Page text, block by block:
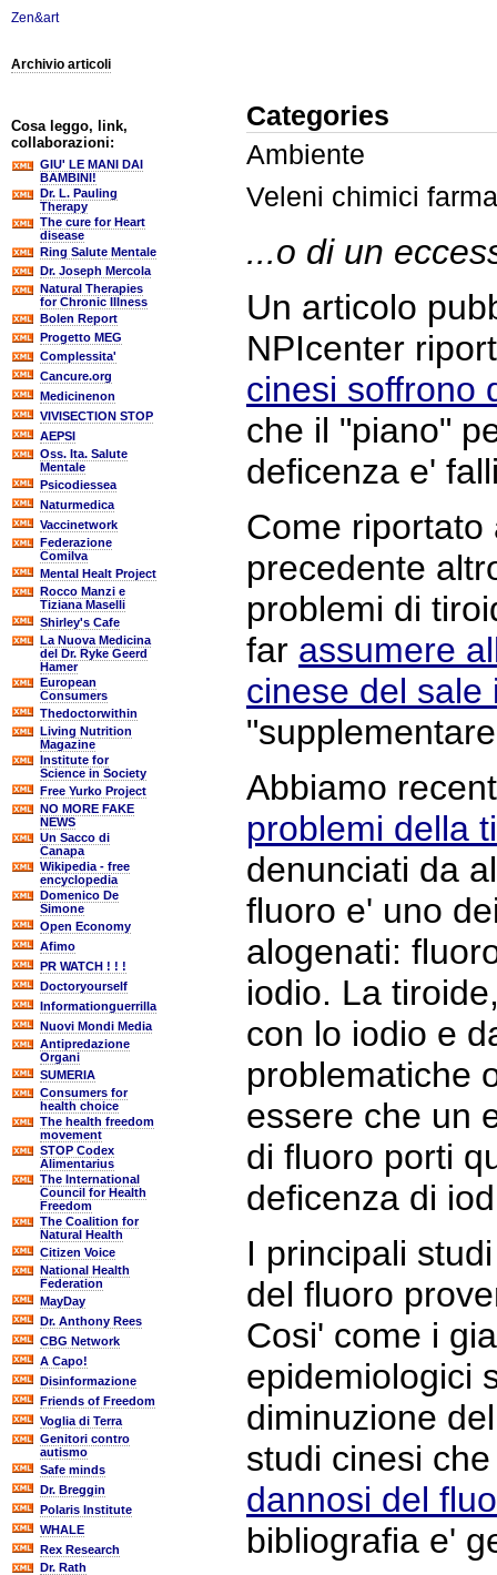
Zen&art
Archivio articoli
Cosa leggo, link,
collaborazioni:
GIU' LE MANI DAI
BAMBINI!
Dr. L. Pauling
Therapy
The cure for Heart
disease
Ring Salute Mentale
Dr. Joseph Mercola
Natural Therapies
for Chronic Illness
Bolen Report
Progetto MEG
Complessita'
Cancure.org
Medicinenon
VIVISECTION STOP
AEPSI
Oss. Ita. Salute
Mentale
Psicodiessea
Naturmedica
Vaccinetwork
Federazione
Comilva
Mental Healt Project
Rocco Manzi e
Tiziana Maselli
Shirley's Cafe
La Nuova Medicina
del Dr. Ryke Geerd
Hamer
European
Consumers
Thedoctorwithin
Living Nutrition
Magazine
Institute for
Science in Society
Free Yurko Project
NO MORE FAKE
NEWS
Un Sacco di
Canapa
Wikipedia - free
encyclopedia
Domenico De
Simone
Open Economy
Afimo
PR WATCH ! ! !
Doctoryourself
Informationguerrilla
Nuovi Mondi Media
Antipredazione
Organi
SUMERIA
Consumers for
health choice
The health freedom
movement
STOP Codex
Alimentarius
The International
Council for Health
Freedom
The Coalition for
Natural Health
Citizen Voice
National Health
Federation
MayDay
Dr. Anthony Rees
CBG Network
A Capo!
Disinformazione
Friends of Freedom
Voglia di Terra
Genitori contro
autismo
Safe minds
Dr. Breggin
Polaris Institute
WHALE
Rex Research
Dr. Rath
Categories
Ambiente
Veleni chimici
...o di un
Un articolo
NPIcenter
cinesi soffrono
che il "piano"
deficenza e'
Come riportato
precedente
problemi di
far assumere
cinese del sale
Abbiamo
problemi della
denunciati da
fluoro e' uno
alogenati:
iodio. La
con lo iodio e
problematiche
essere che un
di fluoro porti
deficenza di
I principali
del fluoro
Cosi' come i
epidemiologici
diminuzione
studi cinesi
dannosi del
bibliografia e'